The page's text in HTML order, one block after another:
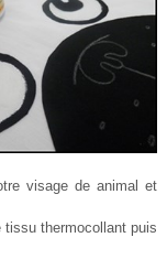
visage de animal et
thermocollant puis